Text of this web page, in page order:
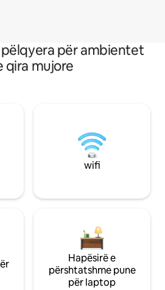
për ambientet
qira mujore
wifi
Hapësirë e
përshtatshme pune
për laptop